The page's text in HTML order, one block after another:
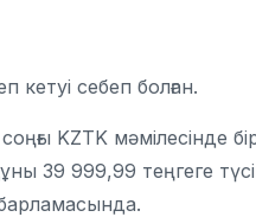
кетуі себеп болған.
KZTK мәмілесінде
39 999,99 теңгеге